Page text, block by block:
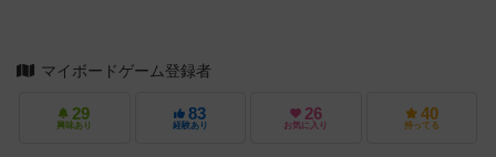
マイボードゲーム登録者
29
興味あり
83
経験あり
26
お気に入り
40
持ってる